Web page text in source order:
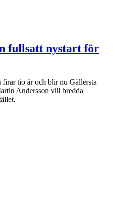
fullsatt nystart för
firar tio år och blir nu Gällersta
Andersson vill bredda